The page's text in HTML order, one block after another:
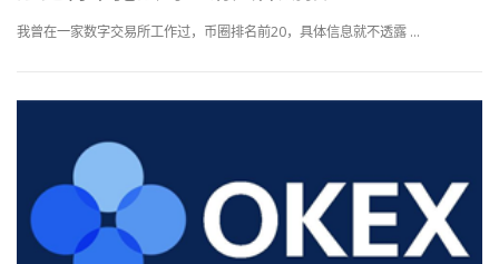
我曾在一家数字交易所工作过，币圈排名前20，具体信息就不透露 …